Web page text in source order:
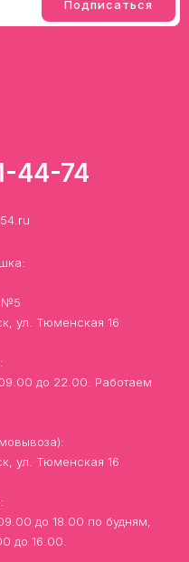
44-74
№5
ул. Тюменская 16
до 22.00. Работаем
ул. Тюменская 16
до 18.00 по будням,
до 16.00.